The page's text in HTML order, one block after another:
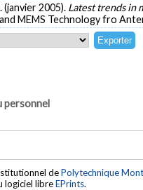
(janvier 2005). Latest trends in
MEMS Technology fro
personnel
dePolytechnique
logiciel libreEPrints.